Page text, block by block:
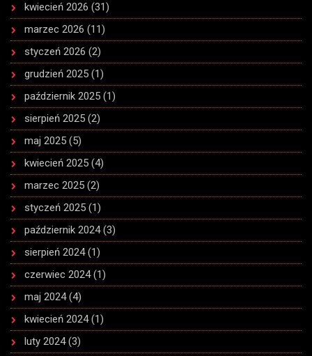
kwiecień 2026 (31)
marzec 2026 (11)
styczeń 2026 (2)
grudzień 2025 (1)
październik 2025 (1)
sierpień 2025 (2)
maj 2025 (5)
kwiecień 2025 (4)
marzec 2025 (2)
styczeń 2025 (1)
październik 2024(3)
sierpień 2024(1)
czerwiec 2024(1)
maj 2024(4)
kwiecień 2024(1)
luty 2024(3)